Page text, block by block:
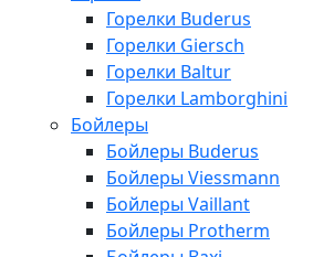
Горелки Buderus
Горелки Giersch
Горелки Baltur
Горелки Lamborghini
Бойлеры
Бойлеры Buderus
Бойлеры Viessmann
Бойлеры Vaillant
Бойлеры Protherm